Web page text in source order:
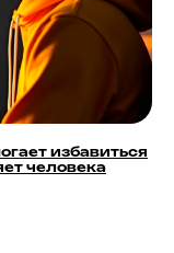
избавиться
человека